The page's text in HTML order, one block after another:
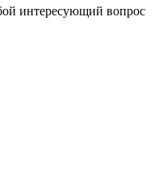
интересующий вопрос